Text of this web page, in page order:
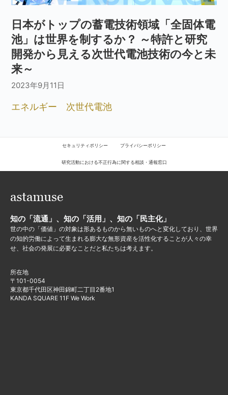
日本がトップの蓄電技術領域「全固体電
池」は世界を制するか？ ～特許と研究
開発から見える次世代電池技術の今と未
来～
2023年9月11日
エネルギー 次世代電池
セキュリティポリシー プライバシーポリシー
研究活動における不正行為に関する相談・通報窓口
知の「流通」、知の「活用」、知の「民主化」
世の中の「価値」の対象は形あるものから無いものへと変化しており、世界
の知的労働によって生まれる膨大な無形資産を活性化することが人々の幸
せ、社会の発展に必要なことだと私たちは考えます。
所在地
〒101-0054
東京都千代田区神田錦町二丁目2番地1
KANDA SQUARE 11F We Work